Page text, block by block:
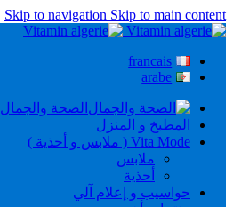
Skip to navigation Skip to main content
francais
arabe
الصحة والجمال
المطبخ و المنزل
Vita Mode ( ملابس و أحذية )
ملابس
أحذية
حواسيب و إعلام آلي